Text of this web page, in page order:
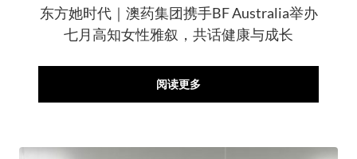
东方她时代｜澳药集团携手BF Australia举办
七月高知女性雅叙，共话健康与成长
阅读更多